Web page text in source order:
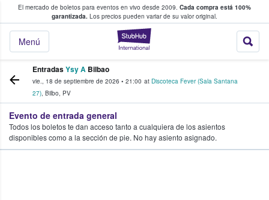
El mercado de boletos para eventos en vivo desde 2009. Cada compra está 100%
garantizada. Los precios pueden variar de su valor original.
StubHub: donde
Menú
fans compran y venden boletos
EntradasYsy A Bilbao
vie., 18 de septiembre de 2026 • 21:00 at Discoteca Fever (Sala Santana
27), Bilbo, PV
Evento de entrada general
Todos los boletos te dan acceso tanto a cualquiera de los asientos
disponibles como a la sección de pie. No hay asiento asignado.